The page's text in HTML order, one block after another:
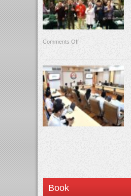
Comments Off
Book